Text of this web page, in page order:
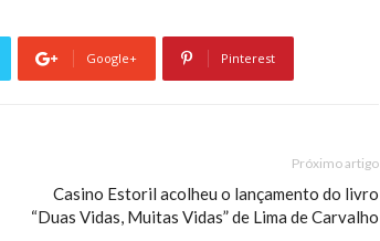
Google+ Pinterest
Próximo artigo
Casino Estoril acolheu o lançamento do livro
“Duas Vidas, Muitas Vidas” de Lima de Carvalho